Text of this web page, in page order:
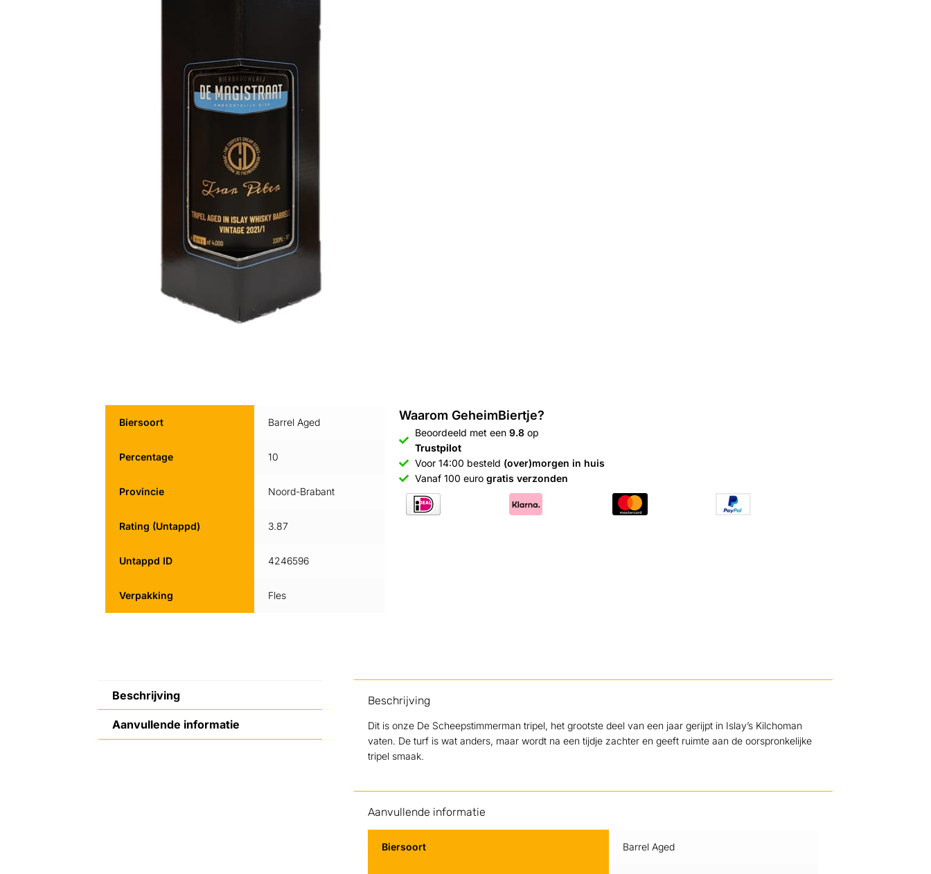
Biersoort Barrel Aged
Percentage 10
Provincie Noord-Brabant
Rating (Untappd) 3.87
Untappd ID 4246596
Verpakking Fles
Waarom GeheimBiertje?
Beoordeeld met een 9.8op
Trustpilot
Voor 14:00 besteld (over)morgen in huis
Vanaf 100 euro gratis verzonden
Beschrijving
Aanvullende informatie
Beschrijving
Dit is onze De Scheepstimmerman tripel, het grootste deel van een jaar gerijpt in Islay’s Kilchoman
vaten. De turf is wat anders, maar wordt na een tijdje zachter en geeft ruimte aan de oorspronkelijke
tripel smaak.
Aanvullende informatie
Biersoort Barrel Aged